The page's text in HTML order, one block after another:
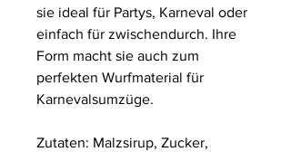
sie ideal für Partys, Karneval oder
einfach für zwischendurch. Ihre
Form macht sie auch zum
perfekten Wurfmaterial für
Karnevalsumzüge.
Zutaten: Malzsirup, Zucker,